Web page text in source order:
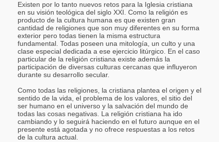
Existen por lo tanto nuevos retos para la Iglesia cristiana
en su visión teológica del siglo XXI. Como la religión es
producto de la cultura humana es que existen gran
cantidad de religiones que son muy diferentes en su forma
exterior pero todas tienen la misma estructura
fundamental. Todas poseen una mitología, un culto y una
clase especial dedicada a ese ejercicio litúrgico. En el caso
particular de la religión cristiana existe además la
participación de diversas culturas cercanas que influyeron
durante su desarrollo secular.
Como todas las religiones, la cristiana plantea el origen y el
sentido de la vida, el problema de los valores, el sitio del
ser humano en el universo y la salvación del mundo de
todas las cosas negativas. La religión cristiana ha ido
cambiando y lo seguirá haciendo en el futuro aunque en el
presente está agotada y no ofrece respuestas a los retos
de la cultura actual.